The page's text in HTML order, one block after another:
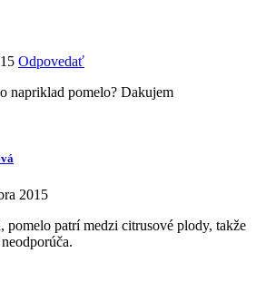
Odpovedať
napriklad pomelo? Dakujem
2015
pomelo patrí medzi citrusové plody, takže